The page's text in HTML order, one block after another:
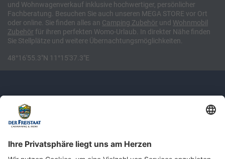
und Wohnwagenverkauf inklusive hochwertiger, persönlicher
Fachberatung. Besuchen Sie auch unseren MEGA STORE vor Ort
oder online. Sie finden alles an Camping Zubehör und Wohnmobil
Zubehör für ihren perfekten Womo-Urlaub. In direkter Nähe finden
Sie Stellplätze und weitere Übernachtungsmöglichkeiten.
48°16'55.3"N 11°15'37.3"E
Newsletter: Jetzt auf
shop.derfreistaat.de anmelden und
einen 5€ Gutschein für unseren Online-
Shop erhalten!*